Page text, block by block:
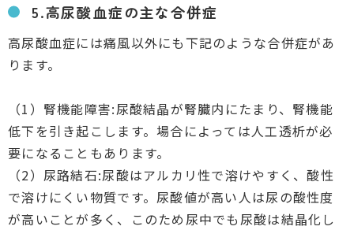
5.高尿酸血症の主な合併症
高尿酸血症には痛風以外にも下記のような合併症があ
ります。
（1）腎機能障害:尿酸結晶が腎臓内にたまり、腎機能
低下を引き起こします。場合によっては人工透析が必
要になることもあります。
（2）尿路結石:尿酸はアルカリ性で溶けやすく、酸性
で溶けにくい物質です。尿酸値が高い人は尿の酸性度
が高いことが多く、このため尿中でも尿酸は結晶化し